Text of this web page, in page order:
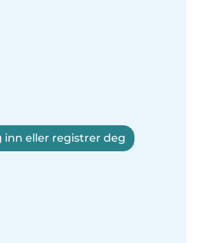
inn eller registrer deg